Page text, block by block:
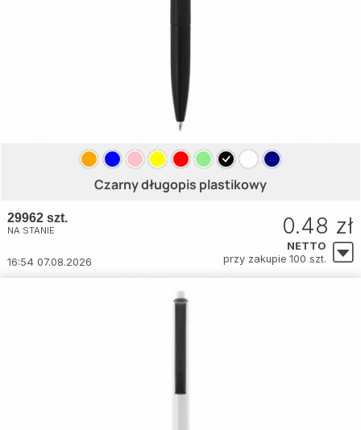
Czarny długopis plastikowy
29962 szt.
NA STANIE
16:54 07.08.2026
0.48 zł
NETTO
przy zakupie 100 szt.